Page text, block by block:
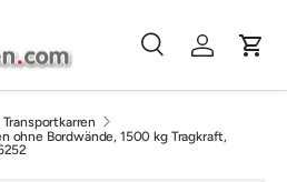
SucheEinloggen
ohne Bordwände, 1500 kg Tragkraft,